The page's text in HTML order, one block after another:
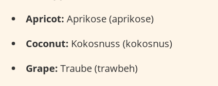
Apricot: Aprikose (aprikose)
Coconut: Kokosnuss (kokosnus)
Grape: Traube (trawbeh)